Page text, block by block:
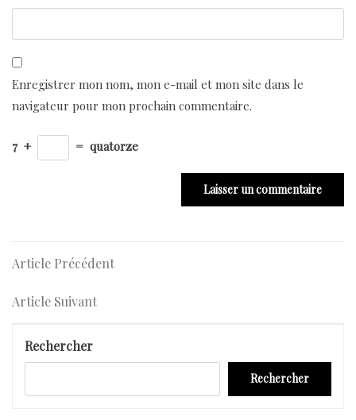
Enregistrer mon nom, mon e-mail et mon site dans le
navigateur pour mon prochain commentaire.
7 + = quatorze
Navigation
de
Article
Article Précédent
Article
Article Suivant
Rechercher
Rechercher